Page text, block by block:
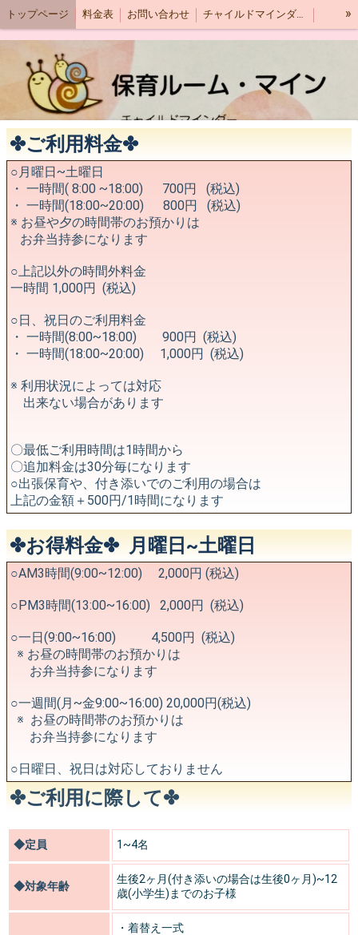
トップページ 料金表 お問い合わせ チャイルドマインダーについて
イベント情報
»
✤ご利用料金✤
○月曜日~土曜日
・ 一時間( 8:00 ~18:00) 700円 (税込)
・ 一時間(18:00~20:00) 800円 (税込)
※ お昼や夕の時間帯のお預かりは
お弁当持参になります
○上記以外の時間外料金
一時間 1,000円 (税込)
○日、祝日のご利用料金
・ 一時間(8:00~18:00) 900円 (税込)
・ 一時間(18:00~20:00) 1,000円 (税込)
※ 利用状況によっては対応
出来ない場合があります
〇最低ご利用時間は1時間から
〇追加料金は30分毎になります
○出張保育や、付き添いでのご利用の場合は
上記の金額＋500円/1時間になります
✤お得料金✤ 月曜日~土曜日
○AM3時間(9:00~12:00) 2,000円 (税込)
○PM3時間(13:00~16:00) 2,000円 (税込)
○一日(9:00~16:00) 4,500円 (税込)
※ お昼の時間帯のお預かりは
お弁当持参になります
○一週間(月~金9:00~16:00) 20,000円(税込)
※ お昼の時間帯のお預かりは
お弁当持参になります
○日曜日、祝日は対応しておりません
✤ご利用に際して✤
◆定員 1~4名
◆対象年齢
生後2ヶ月(付き添いの場合は生後0ヶ月)~12
歳(小学生)までのお子様
・着替え一式